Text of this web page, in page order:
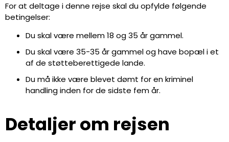
For at deltage i denne rejse skal du opfylde følgende
betingelser:
Du skal være mellem 18 og 35 år gammel.
Du skal være 35-35 år gammel og have bopæl i et
af de støtteberettigede lande.
Du må ikke være blevet dømt for en kriminel
handling inden for de sidste fem år.
Detaljer om rejsen